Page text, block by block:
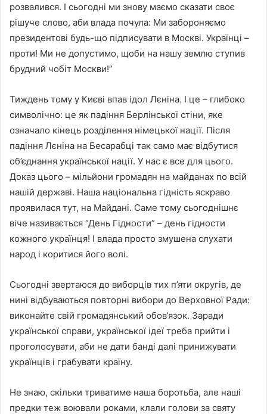
розвалився. І сьогодні ми знову маємо сказати своє
рішуче слово, аби влада почула: Ми забороняємо
президентові будь-що підписувати в Москві. Українці –
проти! Ми не допустимо, щоби на нашу землю ступив
брудний чобіт Москви!”
Тиждень тому у Києві впав ідол Лєніна. І це – глибоко
символічно: це як падіння Берлінської стіни, яке
означало кінець розділення німецької нації. Після
падіння Лєніна на Бесарабці так само має відбутися
об’єднання української нації. У нас є все для цього.
Доказ цього – мільйони громадян на майданах по всій
нашій державі. Наша національна гідність яскраво
проявилася тут, на Майдані. Саме тому сьогоднішнє
віче називається “День Гідности” – день гідности
кожного українця! І влада просто змушена слухати
народ і коритися його волі.
Сьогодні звертаюся до виборців тих п’яти округів, де
нині відбуваються повторні вибори до Верховної Ради:
виконайте свій громадянський обов’язок. Заради
української справи, української ідеї треба прийти і
проголосувати, аби не дати банді далі принижувати
українців і грабувати країну.
Не знаю, скільки триватиме наша боротьба, але наші
предки теж воювали роками, клали голови за святу